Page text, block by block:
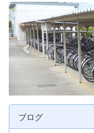
p
r
e
v
o
u
s
ブログ